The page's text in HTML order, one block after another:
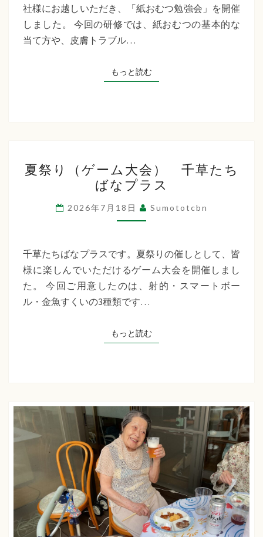
草
た
な
社様にお越しいただき、「紙おむつ勉強会」を開催
しました。 今回の研修では、紙おむつの基本的な
当て方や、皮膚トラブル…
もっと読むもっと読む
祭
り
（ゲ
ー
大
会）
千
草
ち
ス
夏祭り（ゲーム大会） 千草たち
ばなプラス
2026年7月18日 Sumototcbn
千草たちばなプラスです。夏祭りの催しとして、皆
様に楽しんでいただけるゲーム大会を開催しまし
た。 今回ご用意したのは、射的・スマートボー
ル・金魚すくいの3種類です…
もっと読むもっと読む